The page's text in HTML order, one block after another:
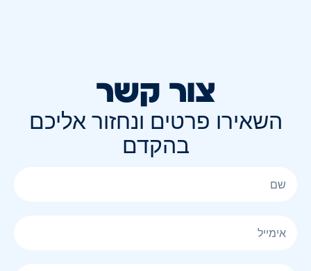
צור קשר
השאירו פרטים ונחזור אליכם
בהקדם